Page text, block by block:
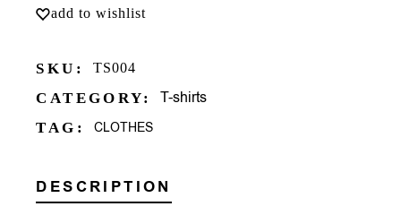
add to wishlist
SKU: TS004
CATEGORY: T-shirts
TAG: CLOTHES
DESCRIPTION